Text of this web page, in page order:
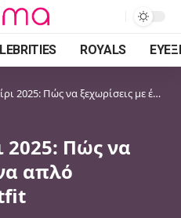
ROYALS
να ξεχωρίσεις με ένα απλό καλοκαιρινό outfit
2025: Πώς να
απλό